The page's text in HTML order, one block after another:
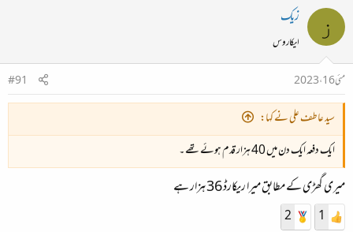
ز زیک
ایکاروس
مئی 16، 2023
#91
سید عاطف علی نے کہا:
ایک دفعہ ایک دن میں 40 ہزار قدم ہوئے تھے ۔
میری گھڑی کے مطابق میرا ریکارڈ 36 ہزار ہے
1
2